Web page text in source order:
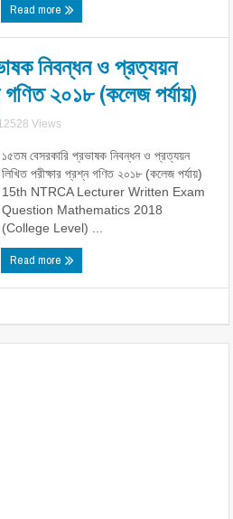
Read more
নিবন্ধন ও প্রত্যয়ন
গণিত ২০১৮ (কলেজ পর্যায়)
Views
১৫তম বেসরকারি প্রভাষক নিবন্ধন ও প্রত্যয়ন
লিখিত পরীক্ষার প্রশ্ন গণিত ২০১৮ (কলেজ পর্যায়)
15th NTRCA Lecturer Written Exam
Question Mathematics 2018
(College Level) ...
Read more